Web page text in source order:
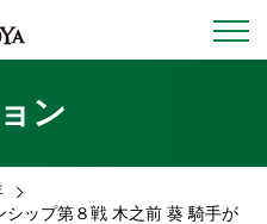
ン
シップ第８戦 木之前 葵 騎手が